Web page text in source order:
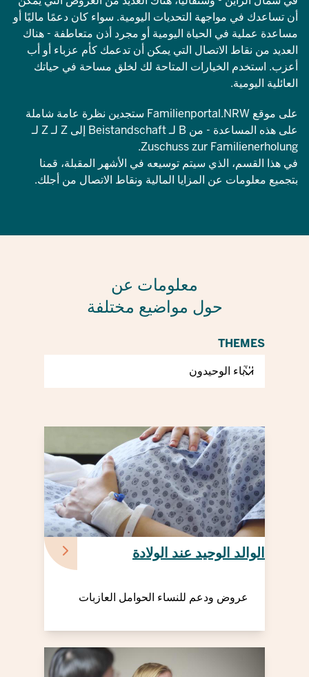
أن تساعدك في مواجهة التحديات اليومية. سواء كان دعمًا ماليًا أو
مساعدة عملية في الحياة اليومية أو مجرد أذن متعاطفة - هناك
العديد من نقاط الاتصال التي يمكن أن تدعمك كأم عزباء أو أب
أعزب. استخدم الخيارات المتاحة لك لخلق مساحة في حياتك
العائلية اليومية.
على موقع Familienportal.NRW ستجدين نظرة عامة شاملة
على هذه المساعدة - من B لـ Beistandschaft إلى Z لـ Z لـ
Zuschuss zur Familienerholung.
في هذا القسم، الذي سيتم توسيعه في الأشهر المقبلة، قمنا
بتجميع معلومات عن المزايا المالية ونقاط الاتصال من أجلك.
معلومات عن
حول مواضيع مختلفة
THEMES
الوالد الوحيد عند الولادة
عروض ودعم للنساء الحوامل العازبات